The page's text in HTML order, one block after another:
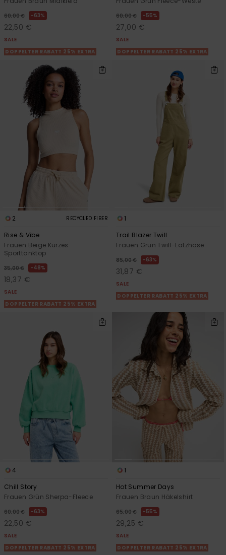
60,00 € 63%
22,50 €
SALE
DOPPELTER RABATT 25% EXTRA
60,00 € 55%
27,00 €
SALE
DOPPELTER RABATT 25% EXTRA
2 RECYCLED FIBER
Rise & Vibe
Frauen Beige Kurzes
Sporttanktop
35,00 € 48%
18,37 €
SALE
DOPPELTER RABATT 25% EXTRA
1
Trail Blazer Twill
Frauen Grün Twill-Latzhose
85,00 € 63%
31,87 €
SALE
DOPPELTER RABATT 25% EXTRA
4
Chill Story
Frauen Grün Sherpa-Fleece
60,00 € 63%
22,50 €
SALE
DOPPELTER RABATT 25% EXTRA
1
Hot Summer Days
Frauen Braun Häkelshirt
65,00 € 55%
29,25 €
SALE
DOPPELTER RABATT 25% EXTRA